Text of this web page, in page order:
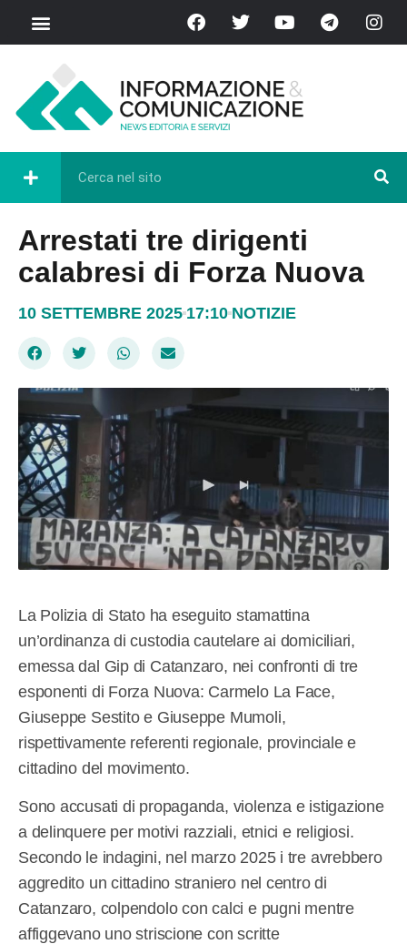
Arrestati tre dirigenti
calabresi di Forza Nuova
10 SETTEMBRE 2025 17:10 NOTIZIE
La Polizia di Stato ha eseguito stamattina
un’ordinanza di custodia cautelare ai domiciliari,
emessa dal Gip di Catanzaro, nei confronti di tre
esponenti di Forza Nuova: Carmelo La Face,
Giuseppe Sestito e Giuseppe Mumoli,
rispettivamente referenti regionale, provinciale e
cittadino del movimento.
Sono accusati di propaganda, violenza e istigazione
a delinquere per motivi razziali, etnici e religiosi.
Secondo le indagini, nel marzo 2025 i tre avrebbero
aggredito un cittadino straniero nel centro di
Catanzaro, colpendolo con calci e pugni mentre
affiggevano uno striscione con scritte